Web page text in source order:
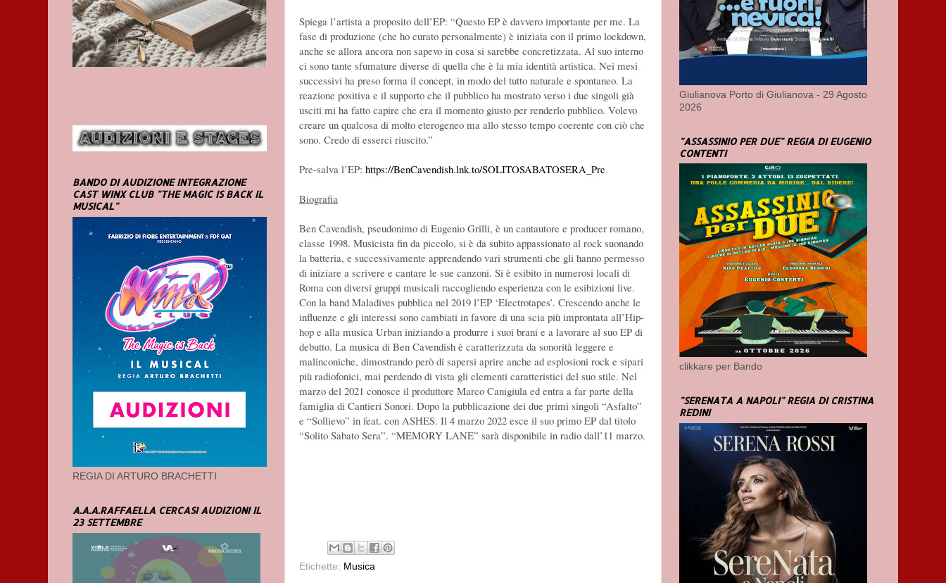
Spiega l’artista a proposito dell’EP: “Questo EP è davvero importante per me. La
fase di produzione (che ho curato personalmente) è iniziata con il primo lockdown,
anche se allora ancora non sapevo in cosa si sarebbe concretizzata. Al suo interno
ci sono tante sfumature diverse di quella che è la mia identità artistica. Nei mesi
successivi ha preso forma il concept, in modo del tutto naturale e spontaneo. La
reazione positiva e il supporto che il pubblico ha mostrato verso i due singoli già
usciti mi ha fatto capire che era il momento giusto per renderlo pubblico. Volevo
creare un qualcosa di molto eterogeneo ma allo stesso tempo coerente con ciò che
sono. Credo di esserci riuscito.”
Pre-salva l’EP: https://BenCavendish.lnk.to/SOLITOSABATOSERA_Pre
Biografia
Ben Cavendish, pseudonimo di Eugenio Grilli, è un cantautore e producer romano,
classe 1998. Musicista fin da piccolo, si è da subito appassionato al rock suonando
la batteria, e successivamente apprendendo vari strumenti che gli hanno permesso
di iniziare a scrivere e cantare le sue canzoni. Si è esibito in numerosi locali di
Roma con diversi gruppi musicali raccogliendo esperienza con le esibizioni live.
Con la band Maladives pubblica nel 2019 l’EP ‘Electrotapes’. Crescendo anche le
influenze e gli interessi sono cambiati in favore di una scia più improntata all’Hip-
hop e alla musica Urban iniziando a produrre i suoi brani e a lavorare al suo EP di
debutto. La musica di Ben Cavendish è caratterizzata da sonorità leggere e
malinconiche, dimostrando però di sapersi aprire anche ad esplosioni rock e sipari
più radiofonici, mai perdendo di vista gli elementi caratteristici del suo stile. Nel
marzo del 2021 conosce il produttore Marco Canigiula ed entra a far parte della
famiglia di Cantieri Sonori. Dopo la pubblicazione dei due primi singoli “Asfalto”
e “Sollievo” in feat. con ASHES. Il 4 marzo 2022 esce il suo primo EP dal titolo
“Solito Sabato Sera”. “MEMORY LANE” sarà disponibile in radio dall’11 marzo.
Etichette: Musica
BANDO DI AUDIZIONE INTEGRAZIONE
CAST WINX CLUB "THE MAGIC IS BACK IL
MUSICAL"
REGIA DI ARTURO BRACHETTI
A.A.A.RAFFAELLA CERCASI AUDIZIONI IL
23 SETTEMBRE
Giulianova Porto di Giulianova - 29 Agosto
2026
"ASSASSINIO PER DUE" REGIA DI EUGENIO
CONTENTI
clikkare per Bando
"SERENATA A NAPOLI" REGIA DI CRISTINA
REDINI